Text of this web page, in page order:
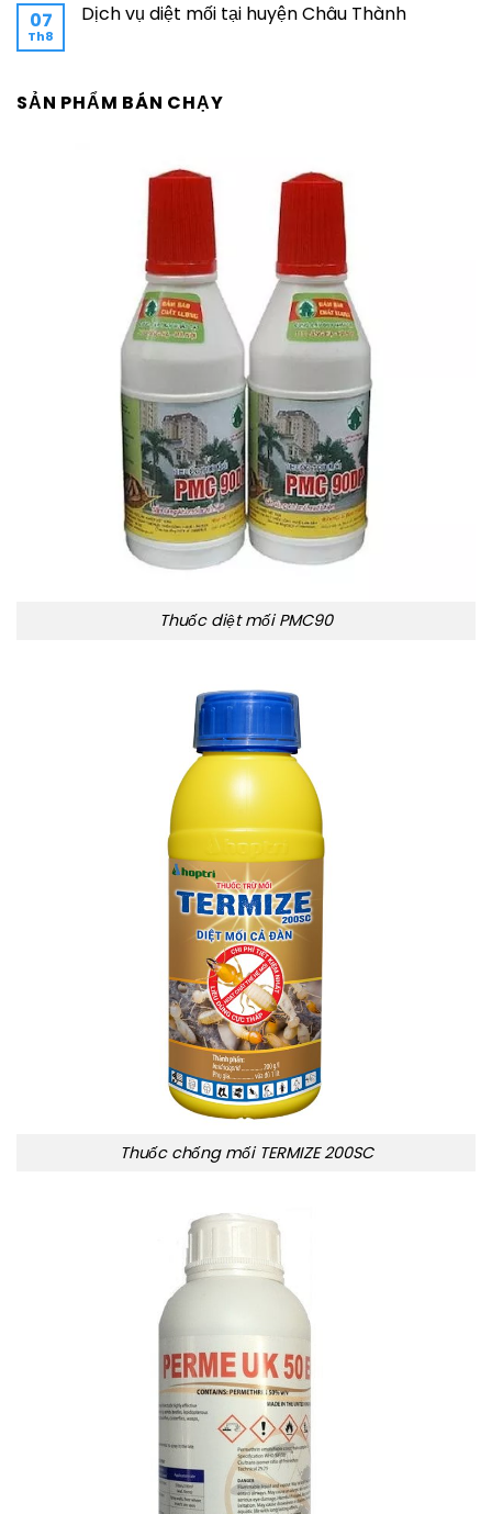
07
Th8
Dịch vụ diệt mối tại huyện Châu Thành
SẢN PHẨM BÁN CHẠY
Thuốc diệt mối PMC90
Thuốc chống mối TERMIZE 200SC